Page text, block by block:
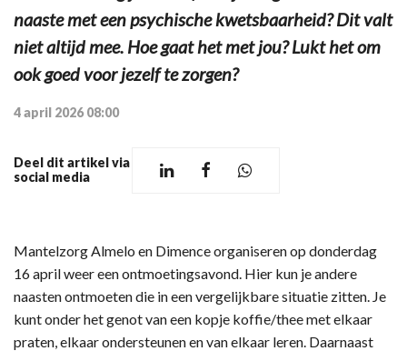
naaste met een psychische kwetsbaarheid? Dit valt
niet altijd mee. Hoe gaat het met jou? Lukt het om
ook goed voor jezelf te zorgen?
4 april 2026 08:00
Deel dit artikel via
social media
Mantelzorg Almelo en Dimence organiseren op donderdag
16 april weer een ontmoetingsavond. Hier kun je andere
naasten ontmoeten die in een vergelijkbare situatie zitten. Je
kunt onder het genot van een kopje koffie/thee met elkaar
praten, elkaar ondersteunen en van elkaar leren. Daarnaast